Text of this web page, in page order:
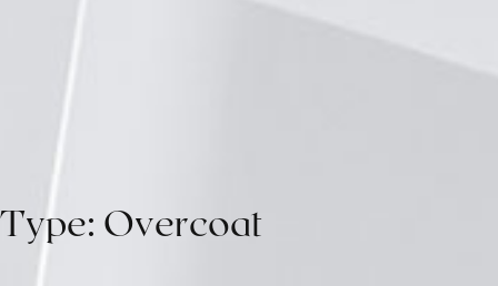
Type: Overcoat